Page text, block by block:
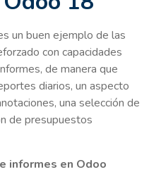
un buen ejemplo de las
con capacidades
de manera que
diarios, un aspecto
una selección de
de presupuestos
informes en Odoo